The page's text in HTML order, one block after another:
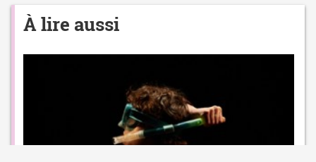
À lire aussi